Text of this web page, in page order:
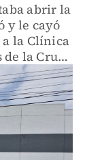
abrir la
y le cayó
a la Clínica
de la Cruz